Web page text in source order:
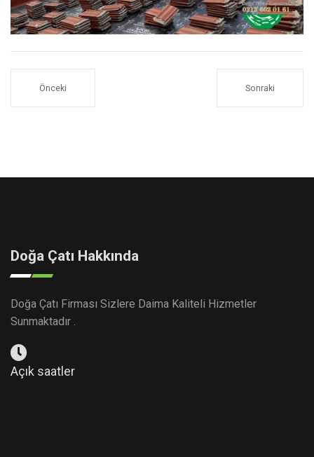
Önceki Sonraki
Doğa Çatı Hakkında
Doğa Çatı Firması Sizlere Daima Kaliteli Hizmetler
Sunmaktadır .
Açık saatler